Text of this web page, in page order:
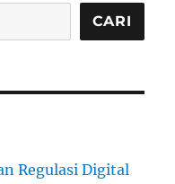
CARI
Regulasi Digital